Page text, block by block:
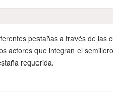
pestañas a través de las
actores que integran el
requerida.